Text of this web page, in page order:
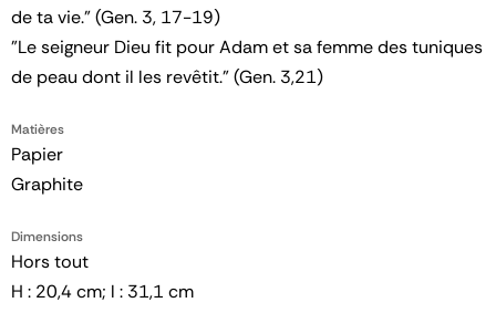
de ta vie." (Gen. 3, 17-19)
"Le seigneur Dieu fit pour Adam et sa femme des tuniques
de peau dont il les revêtit." (Gen. 3,21)
Matières
Papier
Graphite
Dimensions
Hors tout
H : 20,4 cm; l : 31,1 cm